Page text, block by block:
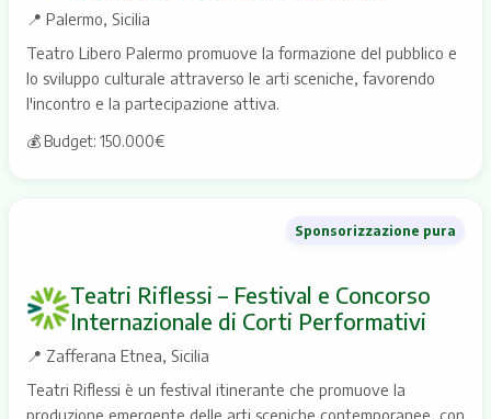
📍 Palermo, Sicilia
Teatro Libero Palermo promuove la formazione del pubblico e
lo sviluppo culturale attraverso le arti sceniche, favorendo
l'incontro e la partecipazione attiva.
💰 Budget: 150.000€
Sponsorizzazione pura
Teatri Riflessi – Festival e Concorso
Internazionale di Corti Performativi
📍 Zafferana Etnea, Sicilia
Teatri Riflessi è un festival itinerante che promuove la
produzione emergente delle arti sceniche contemporanee, con